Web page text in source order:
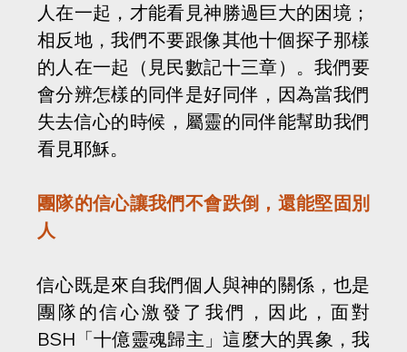
人在一起，才能看見神勝過巨大的困境；
相反地，我們不要跟像其他十個探子那樣
的人在一起（見民數記十三章）。我們要
會分辨怎樣的同伴是好同伴，因為當我們
失去信心的時候，屬靈的同伴能幫助我們
看見耶穌。
團隊的信心讓我們不會跌倒，還能堅固別
人
信心既是來自我們個人與神的關係，也是
團隊的信心激發了我們，因此，面對
BSH「十億靈魂歸主」這麼大的異象，我